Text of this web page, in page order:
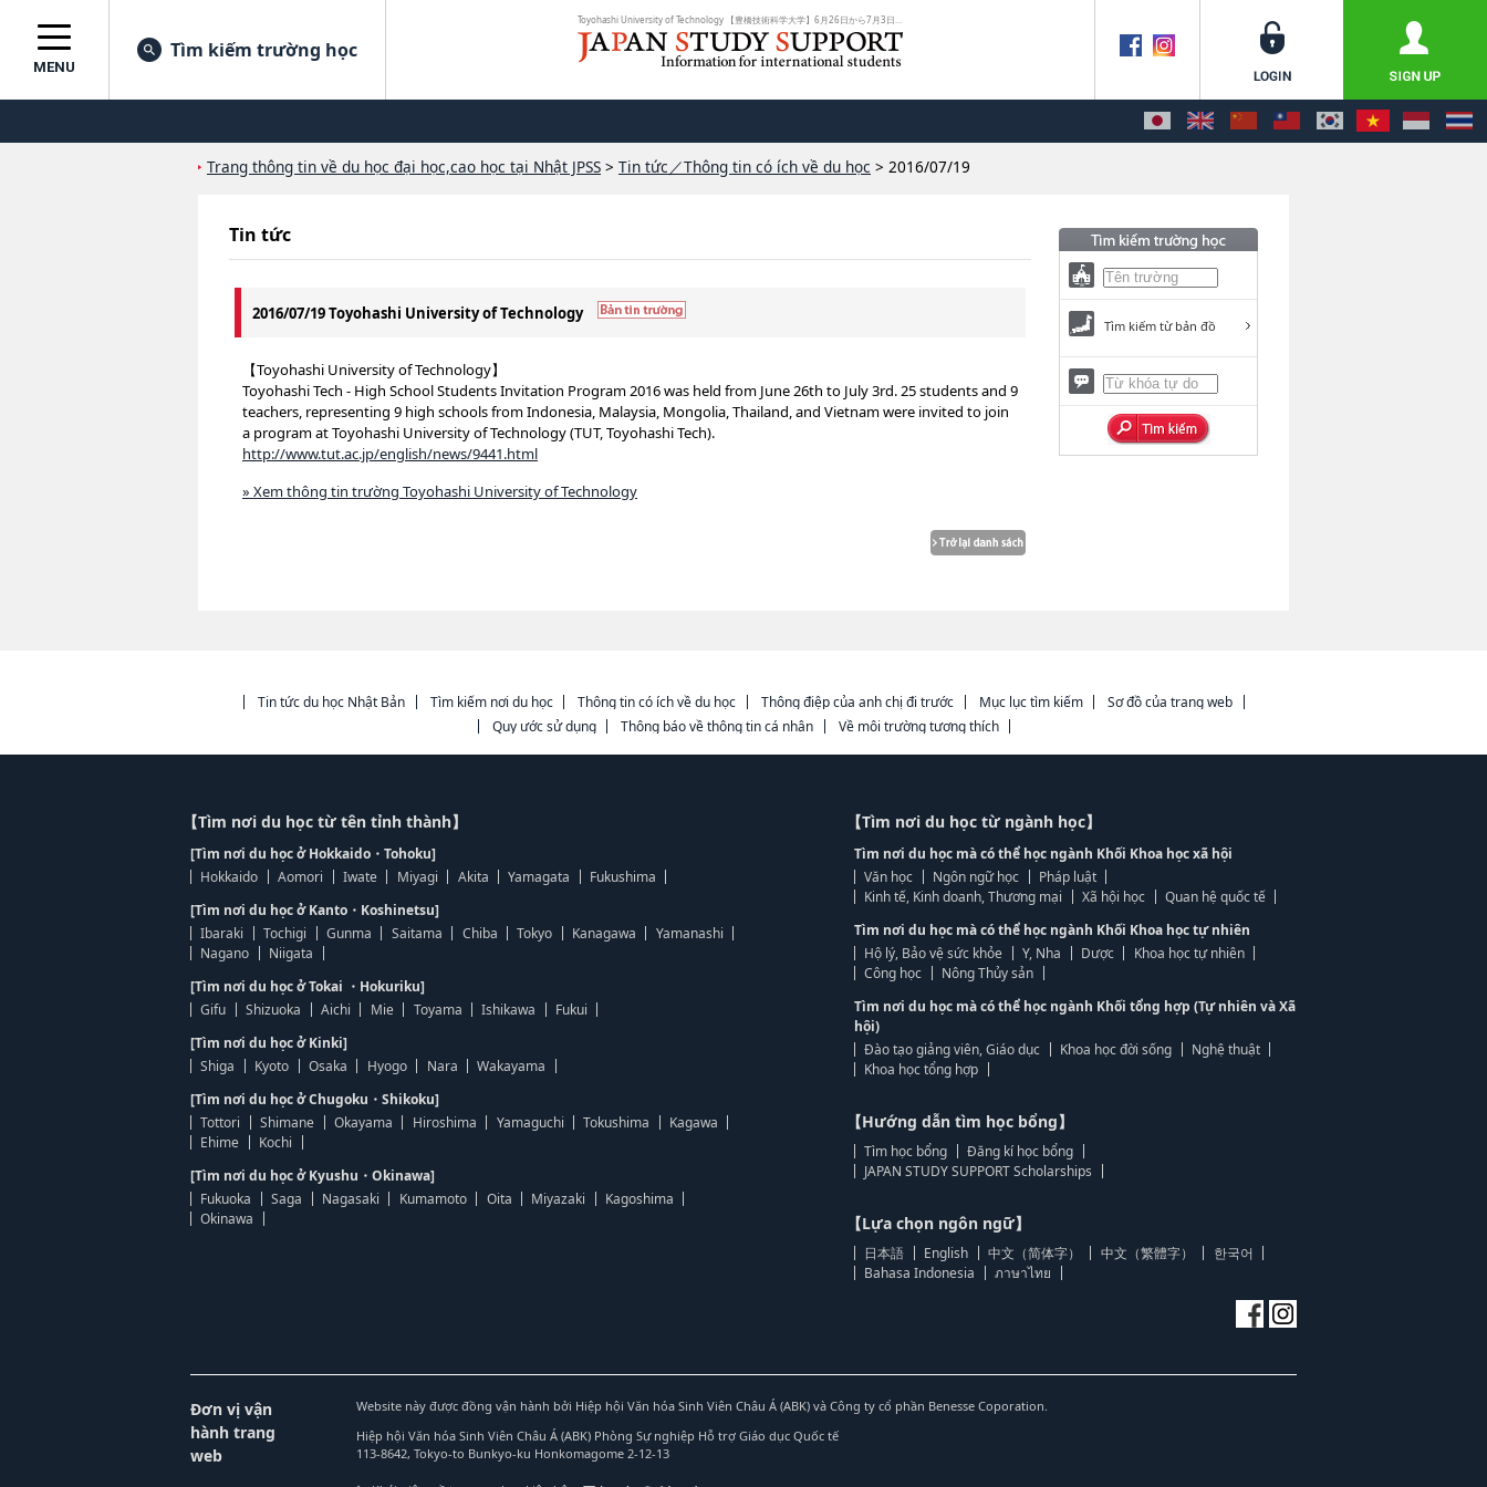
MENU
Tìm kiếm trường học
Trang thông tin về du học đại học,cao học tại Nhật JPSS > Tin tức／Thông tin có ích về du học > 2016/07/19
Tin tức
2016/07/19 Toyohashi University of Technology
【Toyohashi University of Technology】
Toyohashi Tech - High School Students Invitation Program 2016 was held from June 26th to July 3rd. 25 students and 9
teachers, representing 9 high schools from Indonesia, Malaysia, Mongolia, Thailand, and Vietnam were invited to join
a program at Toyohashi University of Technology (TUT, Toyohashi Tech).
http://www.tut.ac.jp/english/news/9441.html
» Xem thông tin trường Toyohashi University of Technology
Tìm kiếm từ bản đồ
Tin tức du học Nhật Bản Tìm kiếm nơi du học Thông tin có ích về du học Thông điệp của anh chị đi trước Mục lục tìm kiếm
Sơ đồ của trang web
Quy ước sử dụng
Thông báo về thông tin cá nhân Về môi trường tương thích
【Tìm nơi du học từ tên tỉnh thành】
[Tìm nơi du học ở Hokkaido・Tohoku]
Hokkaido
Aomori Iwate Miyagi Akita Yamagata
Fukushima
[Tìm nơi du học ở Kanto・Koshinetsu]
Ibaraki
Tochigi Gunma Saitama Chiba Tokyo Kanagawa
Yamanashi
Nagano
Niigata
[Tìm nơi du học ở Tokai ・Hokuriku]
Gifu
Shizuoka Aichi Mie Toyama Ishikawa
Fukui
[Tìm nơi du học ở Kinki]
Shiga
Kyoto Osaka Hyogo Nara
Wakayama
[Tìm nơi du học ở Chugoku・Shikoku]
Tottori
Shimane Okayama Hiroshima Yamaguchi Tokushima
Kagawa
Ehime
Kochi
[Tìm nơi du học ở Kyushu・Okinawa]
Fukuoka
Saga Nagasaki Kumamoto Oita Miyazaki
Kagoshima
Okinawa
【Tìm nơi du học từ ngành học】
Tìm nơi du học mà có thể học ngành Khối Khoa học xã hội
Văn học
Ngôn ngữ học
Pháp luật
Kinh tế, Kinh doanh, Thương mại
Xã hội học
Quan hệ quốc tế
Tìm nơi du học mà có thể học ngành Khối Khoa học tự nhiên
Hộ lý, Bảo vệ sức khỏe
Y, Nha Dược
Khoa học tự nhiên
Công học
Nông Thủy sản
Tìm nơi du học mà có thể học ngành Khối tổng hợp (Tự nhiên và Xã
hội)
Đào tạo giảng viên, Giáo dục
Khoa học đời sống
Nghệ thuật
Khoa học tổng hợp
【Hướng dẫn tìm học bổng】
Tìm học bổng
Đăng kí học bổng
JAPAN STUDY SUPPORT Scholarships
【Lựa chọn ngôn ngữ】
日本語 English 中文（简体字） 中文（繁體字）
한국어
Bahasa Indonesia
ภาษาไทย
Đơn vị vận
hành trang
web
Website này được đồng vận hành bởi Hiệp hội Văn hóa Sinh Viên Châu Á (ABK) và Công ty cổ phần Benesse Coporation.
Hiệp hội Văn hóa Sinh Viên Châu Á (ABK) Phòng Sự nghiệp Hỗ trợ Giáo dục Quốc tế
113-8642, Tokyo-to Bunkyo-ku Honkomagome 2-12-13